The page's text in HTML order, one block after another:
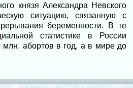
князя Александра Невского
ситуацию, связанную с
беременности. В те
статистике в России
млн. абортов в год, а в мире до